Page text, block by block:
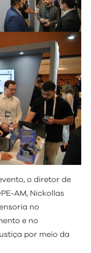
o diretor de
AM, Nickollas
no
e no
por meio da